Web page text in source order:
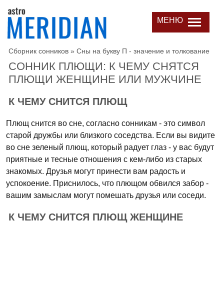
МЕНЮ
Сборник сонников » Сны на букву П - значение и толкование
СОННИК ПЛЮЩИ: К ЧЕМУ СНЯТСЯ
ПЛЮЩИ ЖЕНЩИНЕ ИЛИ МУЖЧИНЕ
К ЧЕМУ СНИТСЯ ПЛЮЩ
Плющ снится во сне, согласно сонникам - это символ
старой дружбы или близкого соседства. Если вы видите
во сне зеленый плющ, который радует глаз - у вас будут
приятные и тесные отношения с кем-либо из старых
знакомых. Друзья могут принести вам радость и
успокоение. Приснилось, что плющом обвился забор -
вашим замыслам могут помешать друзья или соседи.
К ЧЕМУ СНИТСЯ ПЛЮЩ ЖЕНЩИНЕ